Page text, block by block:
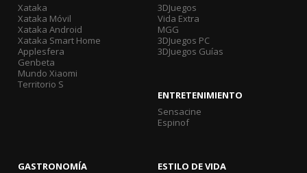
Xataka
Xataka Móvil
Xataka Android
Xataka Smart Home
Applesfera
Genbeta
Mundo Xiaomi
Territorio S
3DJuegos
Vida Extra
MGG
3DJuegos PC
3DJuegos Guías
ENTRETENIMIENTO
Sensacine
Espinof
GASTRONOMÍA
ESTILO DE VIDA